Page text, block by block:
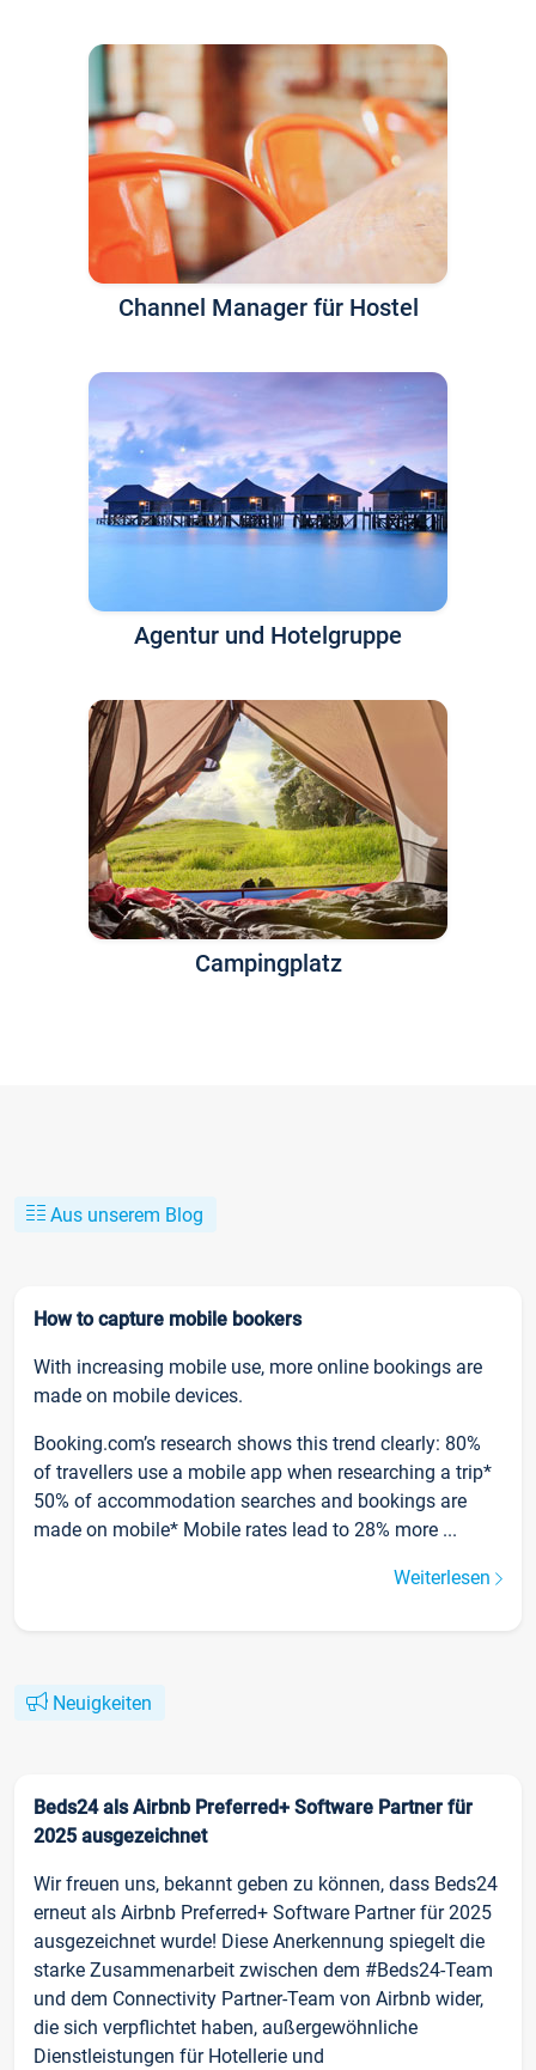
Channel Manager für Hostel
Agentur und Hotelgruppe
Campingplatz
Aus unserem Blog
How to capture mobile bookers
With increasing mobile use, more online bookings are
made on mobile devices.
Booking.com’s research shows this trend clearly: 80%
of travellers use a mobile app when researching a trip*
50% of accommodation searches and bookings are
made on mobile* Mobile rates lead to 28% more ...
Weiterlesen
Neuigkeiten
Beds24 als Airbnb Preferred+ Software Partner für
2025 ausgezeichnet
Wir freuen uns, bekannt geben zu können, dass Beds24
erneut als Airbnb Preferred+ Software Partner für 2025
ausgezeichnet wurde! Diese Anerkennung spiegelt die
starke Zusammenarbeit zwischen dem #Beds24-Team
und dem Connectivity Partner-Team von Airbnb wider,
die sich verpflichtet haben, außergewöhnliche
Dienstleistungen für Hotellerie und